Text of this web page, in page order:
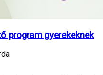
program gyerekeknek